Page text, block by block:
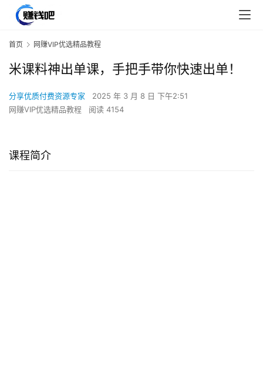
首页 网赚VIP优选精品教程
米课料神出单课，手把手带你快速出单！
分享优质付费资源专家
2025 年 3 月 8 日 下午2:51
网赚VIP优选精品教程
阅读 4154
课程简介